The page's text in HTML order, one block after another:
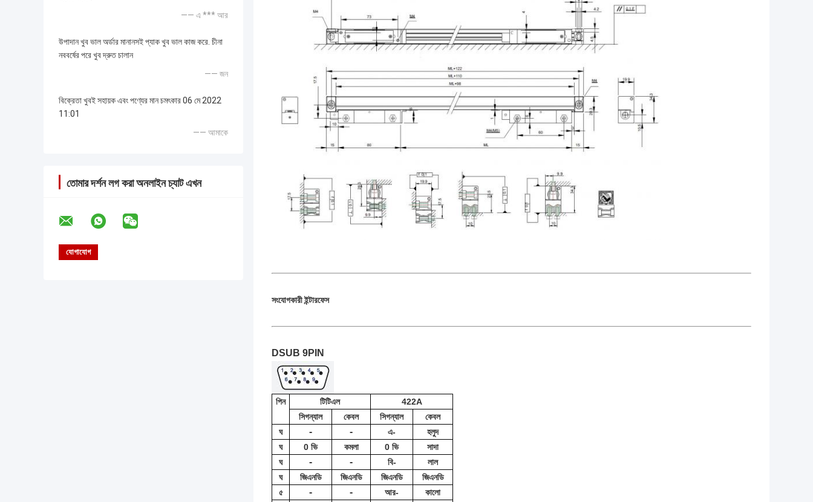
—— এ *** আর
উপাদান খুব ভাল অর্ডার মানানসই প্যাক খুব ভাল কাজ করে. চীনা
নববর্ষের পরে খুব দ্রুত চালান
—— জন
বিক্রেতা খুবই সহায়ক এবং পণ্যের মান চমৎকার 06 মে 2022
11:01
—— আমাকে
তোমার দর্শন লগ করা অনলাইন চ্যাট এখন
সংযোগকারী ইন্টারফেস
DSUB 9PIN
পিন টিটিএল
422A
সিগন্যাল
কেবল সিগন্যাল
কেবল
ঘ
- - এ-
হলুদ
ঘ
0 ভি কমলা 0 ভি
সাদা
ঘ
- - বি-
লাল
ঘ
জিএনডি জিএনডি জিএনডি
জিএনডি
৫
- - আর-
কালো